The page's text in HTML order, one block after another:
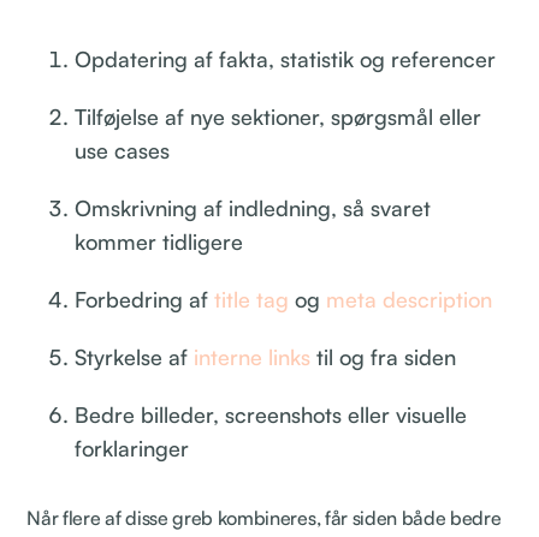
Opdatering af fakta, statistik og referencer
Tilføjelse af nye sektioner, spørgsmål eller
use cases
Omskrivning af indledning, så svaret
kommer tidligere
Forbedring aftitle tag og meta description
Styrkelse af interne links til og fra siden
Bedre billeder, screenshots eller visuelle
forklaringer
Når flere af disse greb kombineres, får siden både bedre